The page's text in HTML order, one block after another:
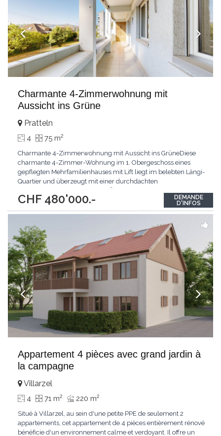
Charmante 4-Zimmerwohnung mit
Aussicht ins Grüne
CHF 480'000.-
Pratteln
4 75 m2
Charmante 4-Zimmerwohnung mit Aussicht ins GrüneDiese
charmante 4-Zimmer-Wohnung im 1. Obergeschoss eines
gepflegten Mehrfamilienhauses mit Lift liegt im belebten Längi-
Quartier und überzeugt mit einer durchdachten
grosszügiger Wohn- und Essbereich mit Zugang zum sonnigen
Balkon und Blick auf der gepflegten Gartenanlage. Die separate
DEMANDE
D'INFOS
Appartement 4 pièces avec grand jardin à
la campagne
Villarzel
4 71 m2 220 m2
Situé à Villarzel, au sein d'une petite PPE de seulement 2
appartements, cet appartement de 4 pièces entièrement rénové
bénéficie d'un environnement calme et verdoyant. Il offre un